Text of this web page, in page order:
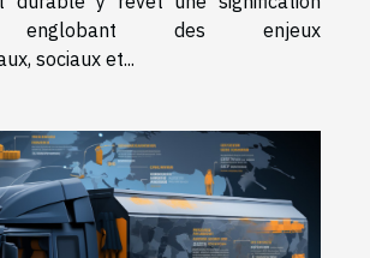
englobant des enjeux
sociaux et...